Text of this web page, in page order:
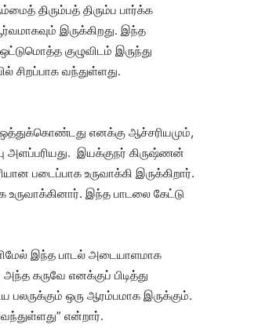
திரும்பத் திரும்ப பார்க்க
இருக்கிறது. இந்த
குழுவிடம் இருந்து
சிறப்பாக வந்துள்ளது.
ஒத்துக்கொண்டது எனக்கு ஆச்சரியமும்,
அளப்பரியது. இயக்குநர் கிருஷ்ணன்
படைப்பாக உருவாக்கி இருக்கிறார்.
உருவாக்கினார். இந்த பாடலை கேட்டு
இந்த பாடல் அடையாளமாக
கருவே எனக்குப் பிடித்து
பலருக்கும் ஒரு ஆரம்பமாக இருக்கும்.
வந்துள்ளது” என்றார்.